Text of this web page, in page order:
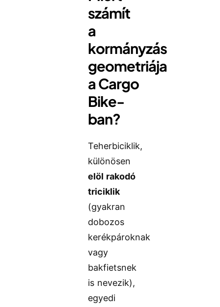
számít
a
kormányzás
geometriája
a Cargo
Bike-
ban?
Teherbiciklik,
különösen
elöl rakodó
triciklik
(gyakran
dobozos
kerékpároknak
vagy
bakfietsnek
is nevezik),
egyedi